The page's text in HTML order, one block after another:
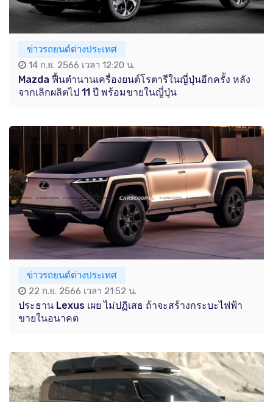
ข่าวรถยนต์ต่างประเทศ
14 ก.ย. 2566 เวลา 12:20 น.
Mazda ฟื้นตำนานเครื่องยนต์โรตารีในญี่ปุ่นอีกครั้ง หลัง
จากเลิกผลิตไป 11 ปี พร้อมขายในญี่ปุ่น
ข่าวรถยนต์ต่างประเทศ
22 ก.ย. 2566 เวลา 21:52 น.
ประธาน Lexus เผย ไม่ปฏิเสธ ถ้าจะสร้างกระบะไฟฟ้า
ขายในอนาคต